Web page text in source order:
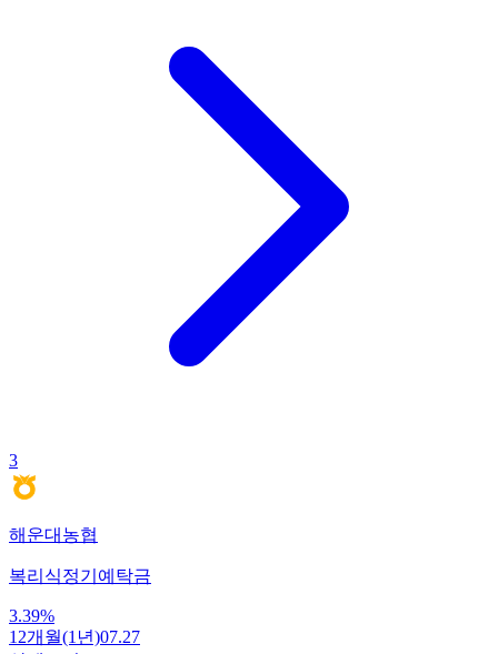
3
해운대농협
복리식정기예탁금
3.39%
12개월(1년)07.27